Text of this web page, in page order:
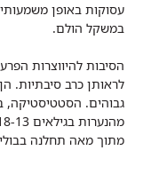
עסוקות באופן
במשקל הולם.
הסיבות להיווצרות
לראותן כרב סיבתיות.
מתוך מאה תחלנה